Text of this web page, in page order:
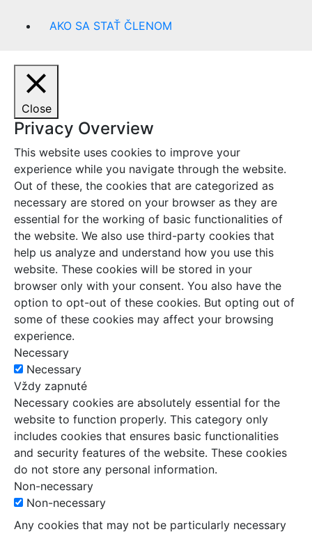
AKO SA STAŤ ČLENOM
Close
Privacy Overview
This website uses cookies to improve your
experience while you navigate through the website.
Out of these, the cookies that are categorized as
necessary are stored on your browser as they are
essential for the working of basic functionalities of
the website. We also use third-party cookies that
help us analyze and understand how you use this
website. These cookies will be stored in your
browser only with your consent. You also have the
option to opt-out of these cookies. But opting out of
some of these cookies may affect your browsing
experience.
Necessary
Necessary
Vždy zapnuté
Necessary cookies are absolutely essential for the
website to function properly. This category only
includes cookies that ensures basic functionalities
and security features of the website. These cookies
do not store any personal information.
Non-necessary
Non-necessary
Any cookies that may not be particularly necessary